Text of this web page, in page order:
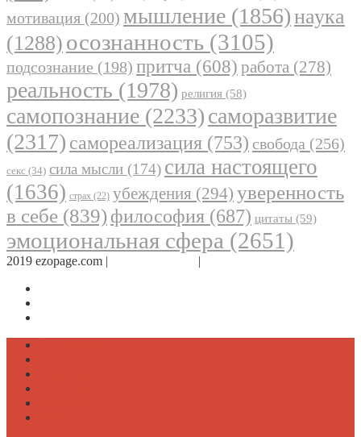
мотивация (200) мышление (1856)наука
(1288) осознанность (3105)
подсознание (198) притча (608) работа (278)
реальность (1978) религия (58)
самопознание (2233)саморазвитие
(2317) самореализация (753) свобода (256)
секс (34) сила мысли (174) сила настоящего
(1636) страх (22) убеждения (294) уверенность
в себе (839) философия (687) цитаты (59)
эмоциональная сфера (2651)
2019 ezopage.com | |